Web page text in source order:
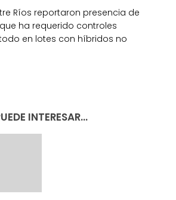
Ríos reportaron presencia de
ha requerido controles
en lotes con híbridos no
INTERESAR...